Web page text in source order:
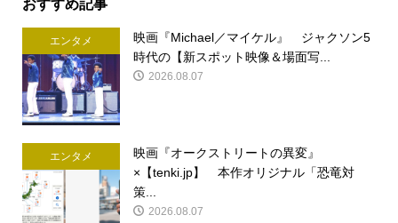
エンタメ
映画『Michael／マイケル』 ジャクソン5
時代の【新スポット映像＆場面写...
2026.08.07
エンタメ
映画『オークストリートの異変』
×【tenki.jp】 本作オリジナル「恐竜対
策...
2026.08.07